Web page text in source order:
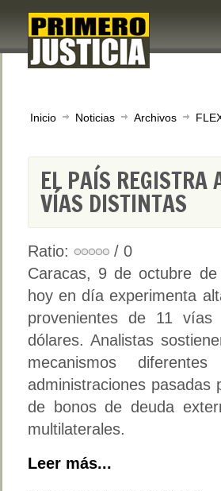
Inicio Noticias Archivos
EL PAÍS REGISTRA
VÍAS DISTINTAS
Ratio:
/ 0
Caracas, 9 de octubre
hoy en día experimenta
provenientes de 11
dólares. Analistas
mecanismos
administraciones pasadas
de bonos de deuda
multilaterales.
Leer más...